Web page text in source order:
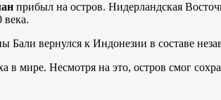
прибыл на остров. Нидерландская
века.
Бали вернулся к Индонезии в составе
в мире. Несмотря на это, остров смог